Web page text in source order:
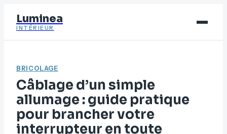
Luminea
INTÉRIEUR
Déco
Immobilier
Jardinage
Maison
BRICOLAGE
Câblage d’un simple
allumage : guide pratique
pour brancher votre
interrupteur en toute